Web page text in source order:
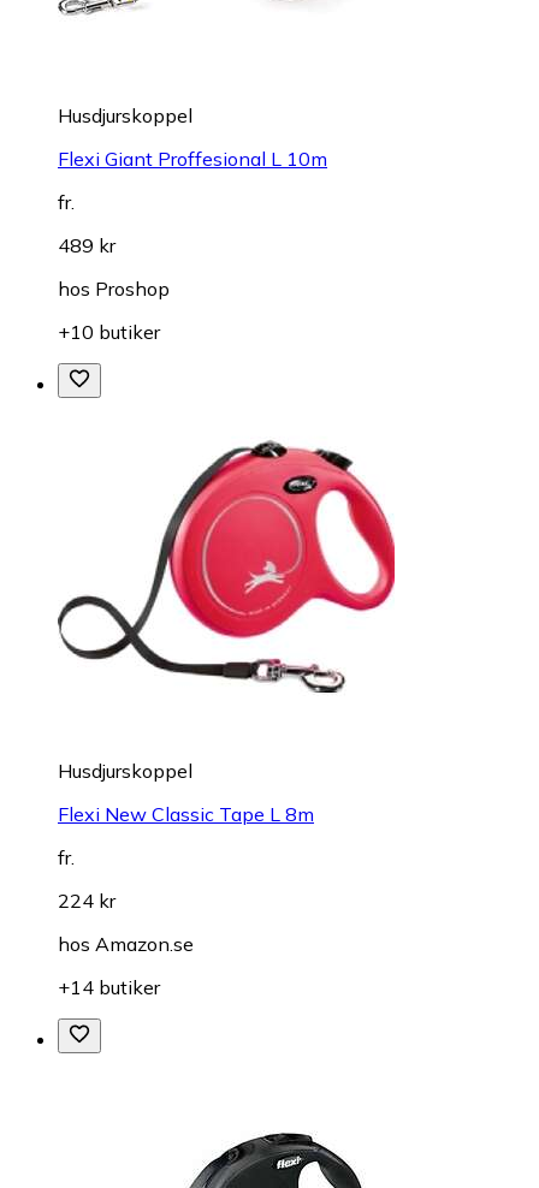
Husdjurskoppel
Flexi Giant Proffesional L 10m
fr.
489 kr
hos Proshop
+10 butiker
Husdjurskoppel
Flexi New Classic Tape L 8m
fr.
224 kr
hos Amazon.se
+14 butiker